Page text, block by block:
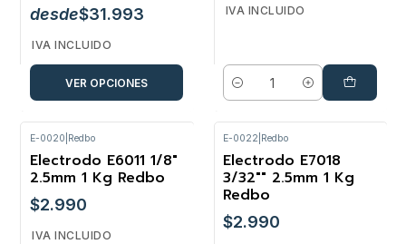
desde$31.993
IVA INCLUIDO
VER OPCIONES
IVA INCLUIDO
Cantidad
E-0020 Redbo
Electrodo E6011 1/8"
2.5mm 1 Kg Redbo
$2.990
IVA INCLUIDO
E-0022 Redbo
Electrodo E7018
3/32"" 2.5mm 1 Kg
Redbo
$2.990